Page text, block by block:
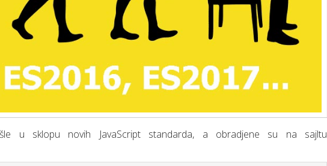
u sklopu novih JavaScript standarda, a obradjene su na sajltu